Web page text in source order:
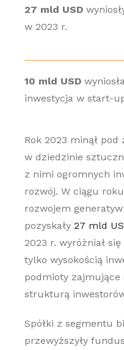
27 mld USD
w 2023 r.
10 mld USD
inwestycja w start-
Rok 2023 minął
w dziedzinie
z nimi ogromnych
rozwój. W ciągu
rozwojem
pozyskały 27 mld
2023 r. wyróżniał
tylko wysokością
podmioty zajmujące
strukturą
Spółki z segmentu
przewyższyły